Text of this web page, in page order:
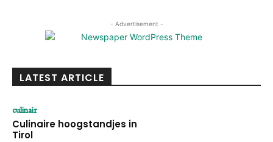
- Advertisement -
LATEST ARTICLE
culinair
Culinaire hoogstandjes in
Tirol